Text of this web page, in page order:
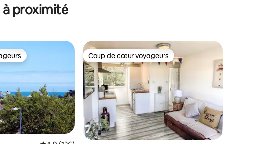
à proximité
Coup de cœur voyageurs
Coup de cœur voyageurs